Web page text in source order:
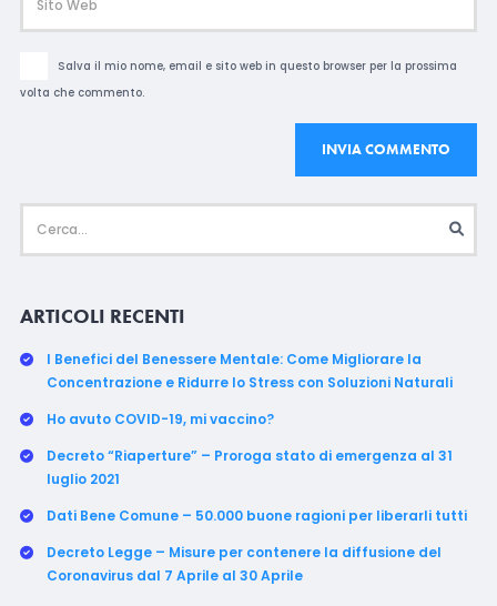
Salva il mio nome, email e sito web in questo browser per la prossima
volta che commento.
ARTICOLI RECENTI
I Benefici del Benessere Mentale: Come Migliorare la
Concentrazione e Ridurre lo Stress con Soluzioni Naturali
Ho avuto COVID-19, mi vaccino?
Decreto “Riaperture” – Proroga stato di emergenza al 31
luglio 2021
Dati Bene Comune – 50.000 buone ragioni per liberarli tutti
Decreto Legge – Misure per contenere la diffusione del
Coronavirus dal 7 Aprile al 30 Aprile